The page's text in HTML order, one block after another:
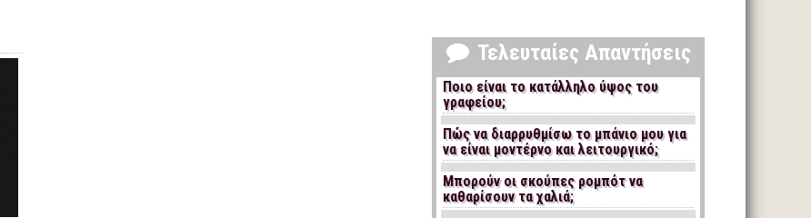
Τελευταίες Απαντήσεις
Ποιο είναι το κατάλληλο ύψος του
γραφείου;
Πώς να διαρρυθμίσω το μπάνιο μου για
να είναι μοντέρνο και λειτουργικό;
Μπορούν οι σκούπες ρομπότ να
καθαρίσουν τα χαλιά;